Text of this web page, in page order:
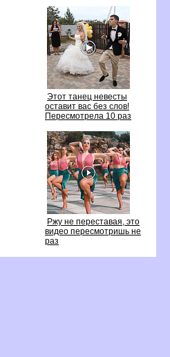
Этот танец невесты
оставит вас без слов!
Пересмотрела 10 раз
Ржу не переставая, это
идео пересмотришь не
раз